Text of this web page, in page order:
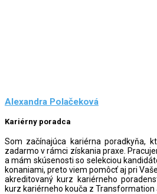
Alexandra Polačeková
Kariérny poradca
Som začínajúca kariérna poradkyňa,
zadarmo v rámci získania praxe.
a mám skúsenosti so selekciou
konaniami, preto viem pomôcť aj pri
akreditovaný kurz kariérneho
kurz kariérneho kouča z Transformation